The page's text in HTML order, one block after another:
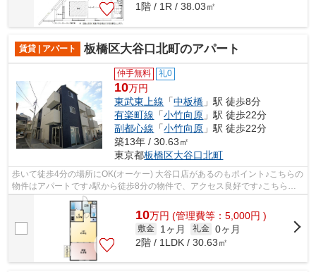
1階 / 1R / 38.03㎡
賃貸 | アパート 板橋区大谷口北町のアパート
仲手無料 礼0
10万円
東武東上線 「中板橋 」駅 徒歩8分
有楽町線 「小竹向原 」駅 徒歩22分
副都心線 「小竹向原 」駅 徒歩22分
築13年 / 30.63㎡
東京都板橋区大谷口北町
歩いて徒歩4分の場所にOK(オーケー) 大谷口店があるのもポイント♪こちらの
物件はアパートです♪駅から徒歩8分の物件で、アクセス良好です♪こちらの
物件では初期費用をカードでお支払い...
10万円 (管理費等：5,000円 )
敷金 1ヶ月 礼金 0ヶ月
2階 / 1LDK / 30.63㎡